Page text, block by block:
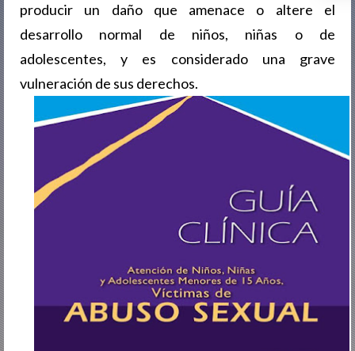
producir un daño que amenace o altere el
desarrollo normal de niños, niñas o de
adolescentes, y es considerado una grave
vulneración de sus derechos.